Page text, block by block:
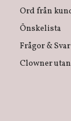
Ord från
Önskelista
Frågor & Svar
Clowner